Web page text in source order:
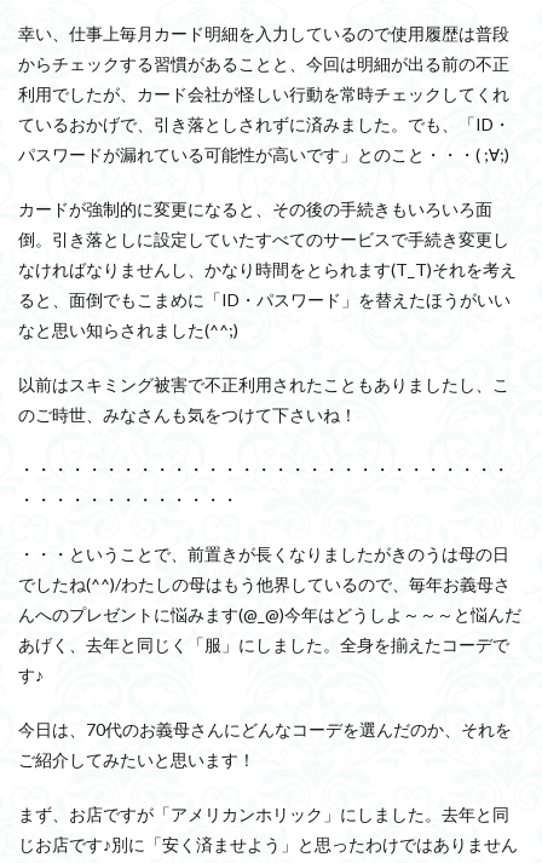
幸い、仕事上毎月カード明細を入力しているので使用履歴は普段
からチェックする習慣があることと、今回は明細が出る前の不正
利用でしたが、カード会社が怪しい行動を常時チェックしてくれ
ているおかげで、引き落としされずに済みました。でも、「ID・
パスワードが漏れている可能性が高いです」とのこと・・・( ;∀;)
カードが強制的に変更になると、その後の手続きもいろいろ面
倒。引き落としに設定していたすべてのサービスで手続き変更し
なければなりませんし、かなり時間をとられます(T_T)それを考え
ると、面倒でもこまめに「ID・パスワード」を替えたほうがいい
なと思い知らされました(^^;)
以前はスキミング被害で不正利用されたこともありましたし、こ
のご時世、みなさんも気をつけて下さいね！
・・・・・・・・・・・・・・・・・・・・・・・・・・・・・
・・・・・・・・・・・・・
・・・ということで、前置きが長くなりましたがきのうは母の日
でしたね(^^)/わたしの母はもう他界しているので、毎年お義母さ
んへのプレゼントに悩みます(@_@)今年はどうしよ～～～と悩んだ
あげく、去年と同じく「服」にしました。全身を揃えたコーデで
す♪
今日は、70代のお義母さんにどんなコーデを選んだのか、それを
ご紹介してみたいと思います！
まず、お店ですが「アメリカンホリック」にしました。去年と同
じお店です♪別に「安く済ませよう」と思ったわけではありません